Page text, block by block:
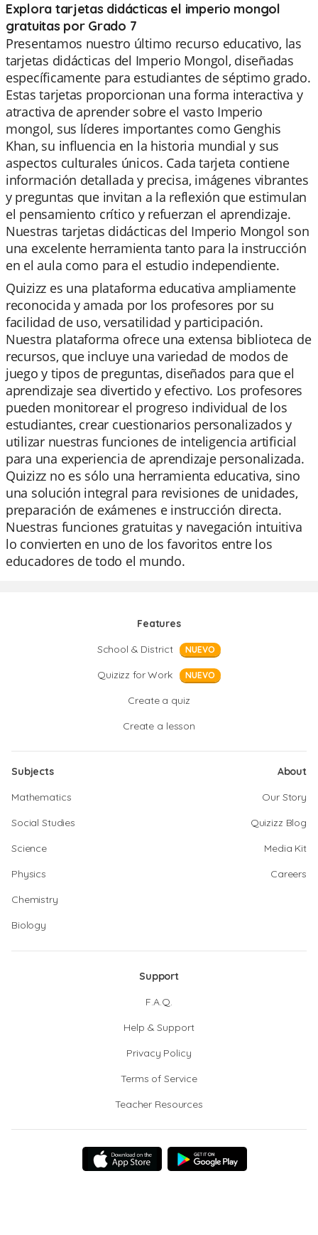
Explora tarjetas didácticas el imperio mongol
gratuitas por Grado 7
Presentamos nuestro último recurso educativo, las
tarjetas didácticas del Imperio Mongol, diseñadas
específicamente para estudiantes de séptimo grado.
Estas tarjetas proporcionan una forma interactiva y
atractiva de aprender sobre el vasto Imperio
mongol, sus líderes importantes como Genghis
Khan, su influencia en la historia mundial y sus
aspectos culturales únicos. Cada tarjeta contiene
información detallada y precisa, imágenes vibrantes
y preguntas que invitan a la reflexión que estimulan
el pensamiento crítico y refuerzan el aprendizaje.
Nuestras tarjetas didácticas del Imperio Mongol son
una excelente herramienta tanto para la instrucción
en el aula como para el estudio independiente.
Quizizz es una plataforma educativa ampliamente
reconocida y amada por los profesores por su
facilidad de uso, versatilidad y participación.
Nuestra plataforma ofrece una extensa biblioteca de
recursos, que incluye una variedad de modos de
juego y tipos de preguntas, diseñados para que el
aprendizaje sea divertido y efectivo. Los profesores
pueden monitorear el progreso individual de los
estudiantes, crear cuestionarios personalizados y
utilizar nuestras funciones de inteligencia artificial
para una experiencia de aprendizaje personalizada.
Quizizz no es sólo una herramienta educativa, sino
una solución integral para revisiones de unidades,
preparación de exámenes e instrucción directa.
Nuestras funciones gratuitas y navegación intuitiva
lo convierten en uno de los favoritos entre los
educadores de todo el mundo.
Features
School & District
NUEVO
Quizizz for Work NUEVO
Create a quiz
Create a lesson
Subjects
Mathematics
Social Studies
Science
Physics
Chemistry
Biology
About
Our Story
Quizizz Blog
Media Kit
Careers
Support
F.A.Q.
Help & Support
Privacy Policy
Terms of Service
Teacher Resources